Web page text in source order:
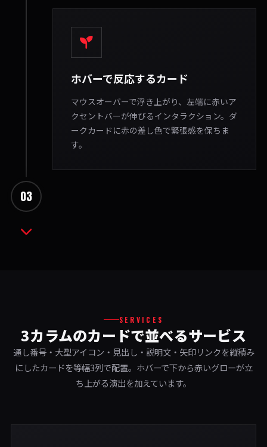
ホバーで反応するカード
マウスオーバーで浮き上がり、左端に赤いア
クセントバーが伸びるインタラクション。ダ
ークカードに赤の差し色で緊張感を保ちま
す。
03
SERVICES
3カラムのカードで並べるサービス
通し番号・大型アイコン・見出し・説明文・矢印リンクを縦積み
にしたカードを等幅3列で配置。ホバーで下から赤いグローが立
ち上がる演出を加えています。